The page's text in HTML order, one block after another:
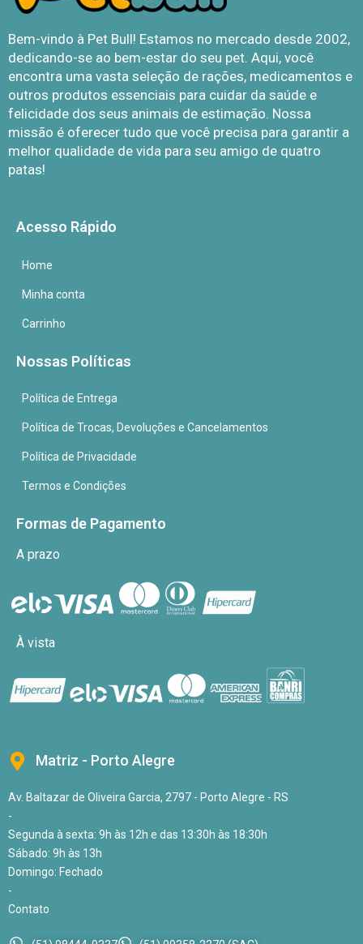
Bem-vindo à Pet Bull! Estamos no mercado desde 2002,
dedicando-se ao bem-estar do seu pet. Aqui, você
encontra uma vasta seleção de rações, medicamentos e
outros produtos essenciais para cuidar da saúde e
felicidade dos seus animais de estimação. Nossa
missão é oferecer tudo que você precisa para garantir a
melhor qualidade de vida para seu amigo de quatro
patas!
Acesso Rápido
Home
Minha conta
Carrinho
Nossas Políticas
Política de Entrega
Política de Trocas, Devoluções e Cancelamentos
Política de Privacidade
Termos e Condições
Formas de Pagamento
A prazo
À vista
Matriz - Porto Alegre
Av. Baltazar de Oliveira Garcia, 2797 - Porto Alegre - RS
-
Segunda à sexta: 9h às 12h e das 13:30h às 18:30h
Sábado: 9h às 13h
Domingo: Fechado
-
Contato